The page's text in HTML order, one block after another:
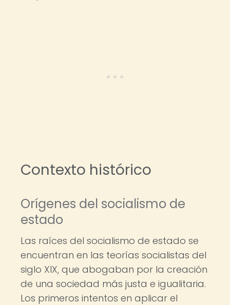
Contexto histórico
Orígenes del socialismo de
estado
Las raíces del socialismo de estado se
encuentran en las teorías socialistas del
siglo XIX, que abogaban por la creación
de una sociedad más justa e igualitaria.
Los primeros intentos en aplicar el